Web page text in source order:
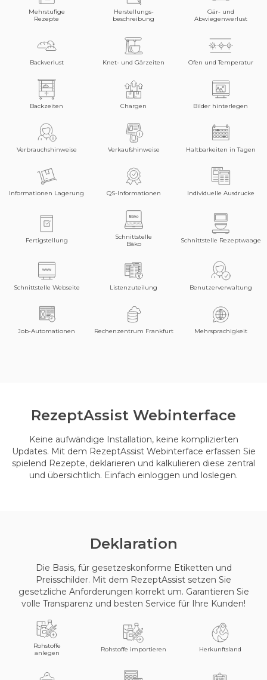
Mehrstufige
Rezepte
Herstellungs-
beschreibung
Gär- und
Abwiegenwerlust
Backverlust Knet- und Gärzeiten Ofen und Temperatur
Backzeiten Chargen Bilder hinterlegen
Verbrauchshinweise Verkaufshinweise Haltbarkeiten in Tagen
Informationen Lagerung QS-Informationen Individuelle Ausdrucke
Fertigstellung
Schnittstelle
Bäko
Schnittstelle Rezeptwaage
Schnittstelle Webseite Listenzuteilung Benutzerverwaltung
Job-Automationen Rechenzentrum Frankfurt Mehrsprachigkeit
RezeptAssist Webinterface
Keine aufwändige Installation, keine komplizierten
Updates. Mit dem RezeptAssist Webinterface erfassen Sie
spielend Rezepte, deklarieren und kalkulieren diese zentral
und übersichtlich. Einfach einloggen und loslegen.
Deklaration
Die Basis, für gesetzeskonforme Etiketten und
Preisschilder. Mit dem RezeptAssist setzen Sie
gesetzliche Anforderungen korrekt um. Garantieren Sie
volle Transparenz und besten Service für Ihre Kunden!
Rohstoffe
anlegen
Rohstoffe importieren Herkunftsland